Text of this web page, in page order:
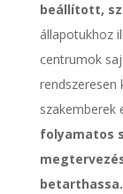
beállított,
állapotukhoz
centrumok
rendszeresen
szakemberek
folyamatos